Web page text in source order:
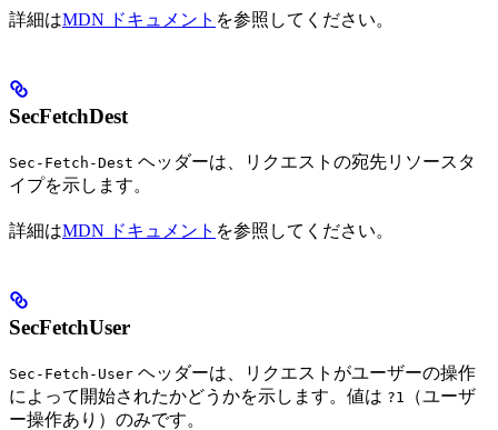
詳細はMDN ドキュメント を参照してください。
SecFetchDest
Sec-Fetch-Dest ヘッダーは、リクエストの宛先リソースタ
イプを示します。
詳細はMDN ドキュメント を参照してください。
SecFetchUser
Sec-Fetch-User ヘッダーは、リクエストがユーザーの操作
によって開始されたかどうかを示します。値は ?1
（ユーザ
ー操作あり）のみです。